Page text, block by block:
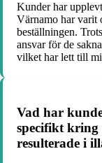
Kunder har
Värnamo har varit
beställningen.
ansvar för de
vilket har lett till
Vad har
specifikt kring
resulterade i